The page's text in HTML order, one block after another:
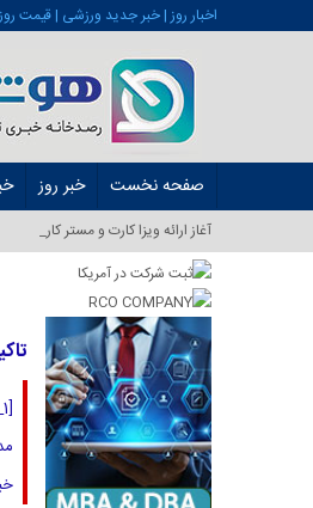
اخبار روز | خبر جدید ورزشی | قیمت روز
صفحه نخست خبر روز
آغاز ارائه ویزا کارت و مستر کارت در